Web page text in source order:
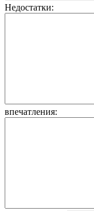
Недостатки:
впечатления: